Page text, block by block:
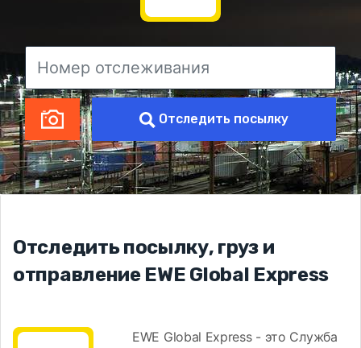
Отследить посылку
Отследить посылку, груз и
отправление EWE Global Express
EWE Global Express - это Служба